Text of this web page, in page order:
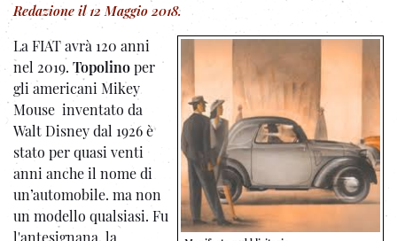
Redazione il 12 Maggio 2018.
La FIAT avrà 120 anni
nel 2019. Topolinoper
gli americani Mikey
Mouse inventato da
Walt Disney dal 1926 è
stato per quasi venti
anni anche il nome di
un’automobile. ma non
un modello qualsiasi. Fu
l'antesignana, la